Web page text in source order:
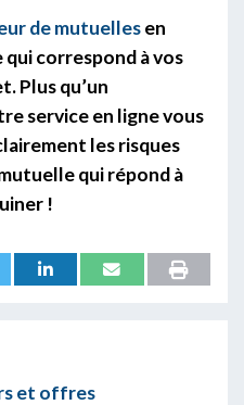
de mutuellesen
correspond à vos
Plus qu’un
service en ligne vous
les risques
qui répond à
!
et offres